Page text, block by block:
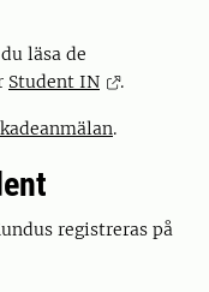
läsa de
Student IN .
.
registreras på